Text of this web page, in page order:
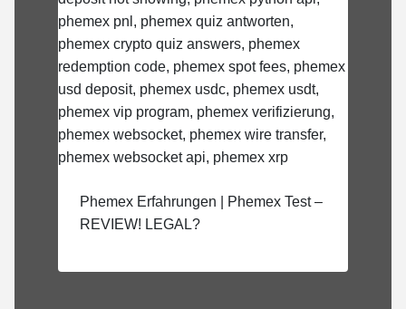
Phemex Erfahrungen | Phemex Test –
REVIEW! LEGAL?